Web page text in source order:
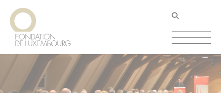
Aller
contenu
principal
Panneau de gestion des cookies